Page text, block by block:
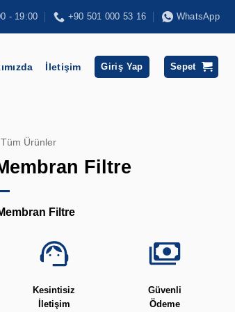
- 19:00 +90 501 000 53 16 WhatsApp
İletişim Giriş Yap Sepet
Tüm Ürünler
Filtre
Filtre
Kesintisiz
İletişim
Güvenli
Ödeme